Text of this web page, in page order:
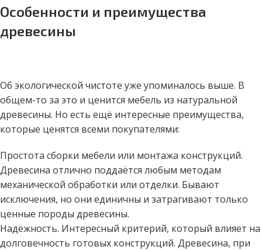
Особенности и преимущества
древесины
Об экологической чистоте уже упоминалось выше. В
общем-то за это и ценится мебель из натуральной
древесины. Но есть ещё интересные преимущества,
которые ценятся всеми покупателями:
Простота сборки мебели или монтажа конструкций.
Древесина отлично поддаётся любым методам
механической обработки или отделки. Бывают
исключения, но они единичны и затрагивают только
ценные породы древесины.
Надёжность. Интересный критерий, который влияет на
долговечность готовых конструкций. Древесина, при